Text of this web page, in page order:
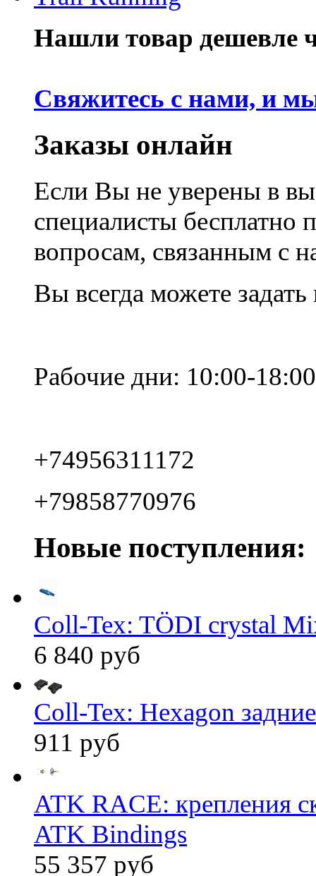
Нашли товар дешевле
Свяжитесь с нами, и
Заказы онлайн
Если Вы не уверены в
специалисты
вопросам, связанным с
Вы всегда можете
Рабочие дни: 10:00-18:00
+74956311172
+79858770976
Новые поступления:
Coll-Tex: TÖDI crystal
6 840 руб
Coll-Tex: Hexagon
911 руб
ATK RACE: крепления
ATK Bindings
55 357 руб